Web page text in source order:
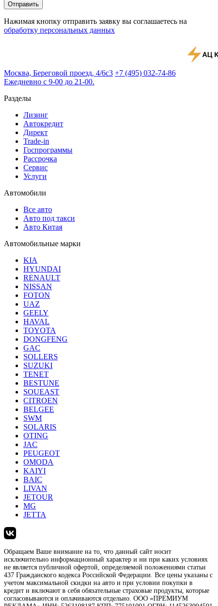
Отправить
Нажимая кнопку отправить заявку вы соглашаетесь на
обработку персональных данных
Москва, Береговой проезд, 4/6с3 +7 (495) 032-74-86
Ежедневно с 9-00 до 21-00.
Разделы
Лизинг
Автокредит
Директ
Trade-in
Госпрограммы
Рассрочка
Сервис
Услуги
Автомобили
Все авто
Авто под такси
Авто Китая
Автомобильные марки
KIA
HYUNDAI
RENAULT
NISSAN
FOTON
UAZ
GEELY
HAVAL
TOYOTA
DONGFENG
GAC
SOLLERS
SUZUKI
TENET
BESTUNE
SOUEAST
CITROEN
BELGEE
SWM
SOLARIS
OTING
JAC
PEUGEOT
OMODA
KAIYI
BAIC
LIVAN
JETOUR
MG
JETTA
Обращаем Ваше внимание на то, что данный сайт носит
исключительно информационный характер и ни при каких условиях
не является публичной офертой, определяемой положениями статьи
437 Гражданского кодекса Российской Федерации. Все цены указаны с
учетом максимальной скидки на авто и при условии покупки в
кредит и включают в себя обязательные страховые продукты, которые
согласовываются и оплачиваются отдельно. ООО «ПРЕМИУМ